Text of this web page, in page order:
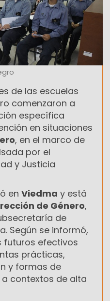
de las escuelas
comenzaron a
específica
en situaciones
, en el marco de
por el
y Justicia
en Viedma y está
de Género,
de
Según se informó,
futuros efectivos
prácticas,
y formas de
contextos de alta